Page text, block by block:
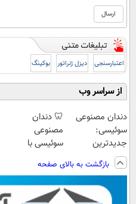
اعتبارسنجی دیزل ژنراتور بوکینگ
از سراسر وب
دندان مصنوعی
سوئیسی:
جدیدترین
فناوری اروپا،
سبک و مقاوم |
پرداخت قسطی
🦷 دندان
مصنوعی
سوئیسی با
دیجیتال |
پرداخت در 4
قسط |📍 تهران
بازگشت به بالای صفحه